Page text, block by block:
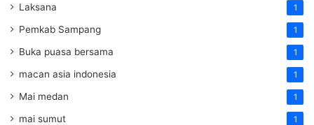
Laksana 1
Pemkab Sampang 1
Buka puasa bersama 1
macan asia indonesia 1
Mai medan 1
mai sumut 1